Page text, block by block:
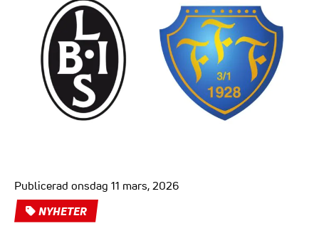
Publicerad onsdag 11 mars, 2026
NYHETER